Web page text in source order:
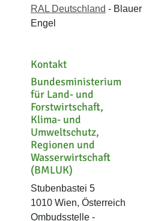
RAL Deutschland - Blauer
Engel
Kontakt
Bundesministerium
für Land- und
Forstwirtschaft,
Klima- und
Umweltschutz,
Regionen und
Wasserwirtschaft
(BMLUK)
Stubenbastei 5
1010 Wien, Österreich
Ombudsstelle -